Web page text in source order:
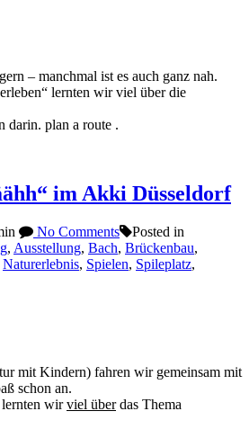
– manchmal ist es auch ganz nah.
lernten wir viel über die
darin. plan a route .
im Akki Düsseldorf
No Comments
Posted in
, Ausstellung, Bach, Brückenbau,
Naturerlebnis, Spielen, Spileplatz,
mit Kindern) fahren wir gemeinsam mit
schon an.
wirviel überdas Thema